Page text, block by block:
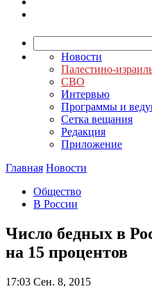
Новости
Палестино-
СВО
Интервью
Программы и
Сетка вещания
Редакция
Приложение
Главная Новости
Общество
В России
Число бедных в
на 15 процентов
17:03 Сен. 8, 2015